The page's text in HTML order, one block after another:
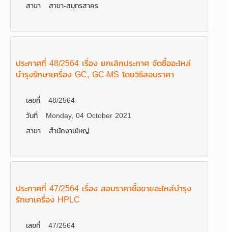
สาขา
สาขา-สมุทรสาคร
ประกาศที่ 48/2564 เรื่อง ยกเลิกประกาศ จัดซื้ออะไหล่
บำรุงรักษาเครื่อง GC, GC-MS โดยวิธีสอบราคา
เลขที่
48/2564
วันที่
Monday, 04 October 2021
สาขา
สำนักงานใหญ่
ประกาศที่ 47/2564 เรื่อง สอบราคาซื้อขายอะไหล่บำรุง
รักษาเครื่อง HPLC
เลขที่
47/2564